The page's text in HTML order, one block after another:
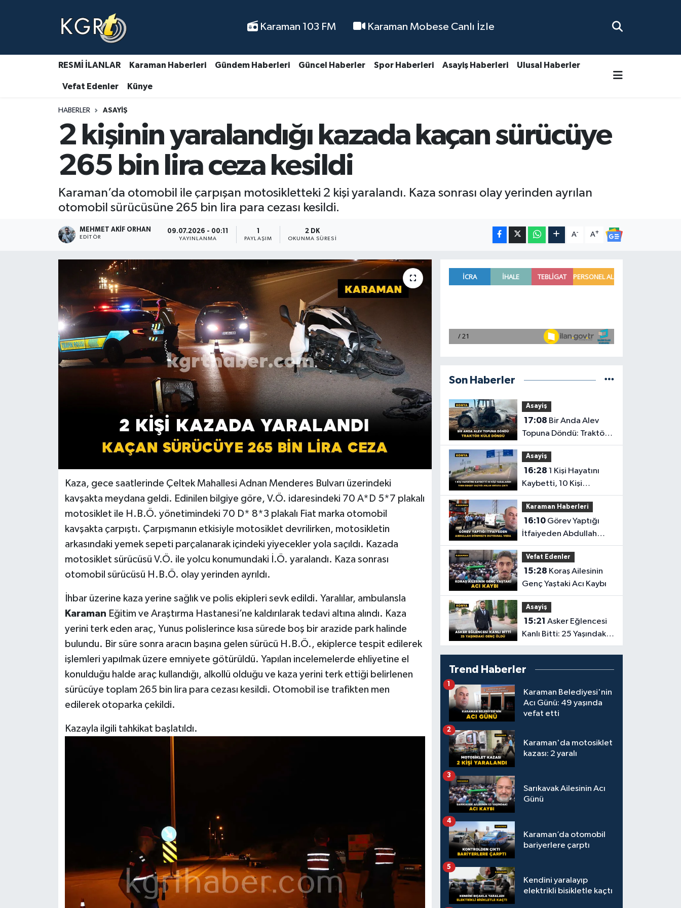
Karaman 103 FM Karaman Mobese Canlı İzle
RESMİ İLANLAR Karaman Haberleri Gündem Haberleri Güncel Haberler Spor Haberleri Asayiş Haberleri Ulusal Haberler
Vefat Edenler Künye
HABERLER ASAYIŞ
2 kişinin yaralandığı kazada kaçan sürücüye
265 bin lira ceza kesildi
Karaman’da otomobil ile çarpışan motosikletteki 2 kişi yaralandı. Kaza sonrası olay yerinden ayrılan
otomobil sürücüsüne 265 bin lira para cezası kesildi.
MEHMET AKIF ORHAN
EDITÖR
09.07.2026 - 00:11
YAYINLANMA
1
PAYLAŞIM
2 DK
OKUNMA SÜRESI
A- A+
Kaza, gece saatlerinde Çeltek Mahallesi Adnan Menderes Bulvarı üzerindeki
kavşakta meydana geldi. Edinilen bilgiye göre, V.Ö. idaresindeki 70 A*D 5*7 plakalı
motosiklet ile H.B.Ö. yönetimindeki 70 D* 8*3 plakalı Fiat marka otomobil
kavşakta çarpıştı. Çarpışmanın etkisiyle motosiklet devrilirken, motosikletin
arkasındaki yemek sepeti parçalanarak içindeki yiyecekler yola saçıldı. Kazada
motosiklet sürücüsü V.Ö. ile yolcu konumundaki İ.Ö. yaralandı. Kaza sonrası
otomobil sürücüsü H.B.Ö. olay yerinden ayrıldı.
İhbar üzerine kaza yerine sağlık ve polis ekipleri sevk edildi. Yaralılar, ambulansla
Karaman Eğitim ve Araştırma Hastanesi’ne kaldırılarak tedavi altına alındı. Kaza
yerini terk eden araç, Yunus polislerince kısa sürede boş bir arazide park halinde
bulundu. Bir süre sonra aracın başına gelen sürücü H.B.Ö., ekiplerce tespit edilerek
işlemleri yapılmak üzere emniyete götürüldü. Yapılan incelemelerde ehliyetine el
konulduğu halde araç kullandığı, alkollü olduğu ve kaza yerini terk ettiği belirlenen
sürücüye toplam 265 bin lira para cezası kesildi. Otomobil ise trafikten men
edilerek otoparka çekildi.
Kazayla ilgili tahkikat başlatıldı.
Son Haberler
Asayiş
17:08
Topuna Döndü: Traktör
Küle Döndü
Asayiş
16:28
Kaybetti, 10 Kişi
Yaralandı! Tırın Dehşet
Saçtığı Anlar Ortaya
Çıktı
Karaman Haberleri
16:10Görev Yaptığı
İtfaiyeden Abdullah
Dönmez'e Duygusal
Veda
Vefat Edenler
15:28
Genç Yaştaki Acı Kaybı
Asayiş
15:21
Kanlı Bitti: 25 Yaşındaki
Genç Öldü
Trend Haberler
Karaman Belediyesi'nin
Acı Günü: 49 yaşında
vefat etti
1
Karaman'da motosiklet
kazası: 2 yaralı
2
Sarıkavak Ailesinin Acı
Günü
3
Karaman’da otomobil
bariyerlere çarptı
4
Kendini yaralayıp
elektrikli bisikletle kaçtı
5
Karaman Haberleri
Gündem Haberleri
Güncel Haberler
Asayiş Haberleri
Ulusal Haberler
Vefat Edenler